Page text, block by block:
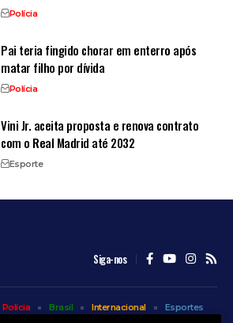
Polícia
Pai teria fingido chorar em enterro após
matar filho por dívida
Polícia
Vini Jr. aceita proposta e renova contrato
com o Real Madrid até 2032
Esporte
Siga-nos
Polícia Brasil Internacional
Esportes